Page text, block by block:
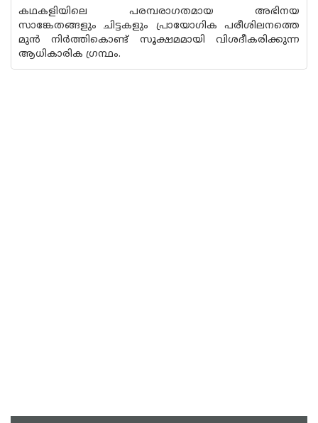
കഥകളിയിലെ പരമ്പരാഗതമായ അഭിനയ
സാങ്കേതങ്ങളും ചിട്ടകളും പ്രായോഗിക പരീശിലനത്തെ
മുന്‍ നിര്‍ത്തികൊണ്ട് സൂക്ഷമമായി വിശദീകരിക്കുന്ന
ആധികാരിക ഗ്രന്ഥം.